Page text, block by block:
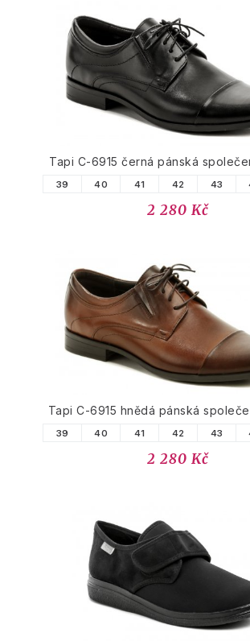
Tapi C-6915 černá pánská
39 40 41 42 43
2 280 Kč
Tapi C-6915 hnědá pánská
39 40 41 42 43
2 280 Kč